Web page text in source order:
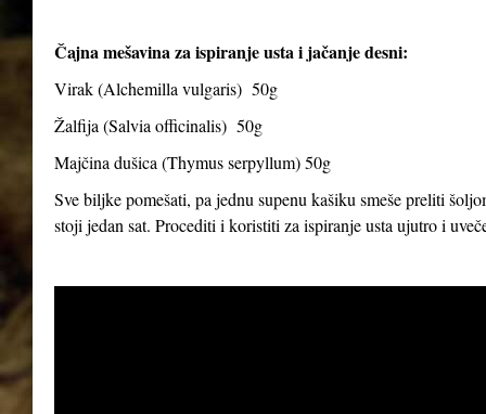
Čajna mešavina za ispiranje usta i jačanje desni:
Virak (Alchemilla vulgaris) 50g
Žalfija (Salvia officinalis) 50g
Majčina dušica (Thymus serpyllum) 50g
Sve biljke pomešati, pa jednu supenu kašiku smeše preliti
stoji jedan sat. Procediti i koristiti za ispiranje usta ujutro i